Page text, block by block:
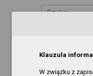
Szukaj
Biuletyn
Gryfiński
Klauzula
W związku z